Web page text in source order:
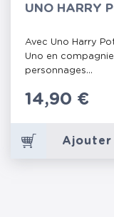
UNO HARRY
Avec Uno Harry
Uno en
personnages...
Prix
14,90 €
Ajouter